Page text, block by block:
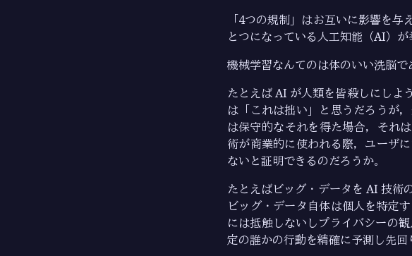
「4つの規制」はお互いに影響を
とつになっている人工知能（AI）が
機械学習なんてのは体のいい洗脳で
たとえば AI が人類を皆殺しにしよ
は「これは拙い」と思うだろうが
は保守的なそれを得た場合，それ
術が商業的に使われる際，ユーザ
ないと証明できるのだろうか。
たとえばビッグ・データを AI 技術
ビッグ・データ自体は個人を特定
には抵触しないしプライバシーの
定の誰かの行動を精確に予測し先回